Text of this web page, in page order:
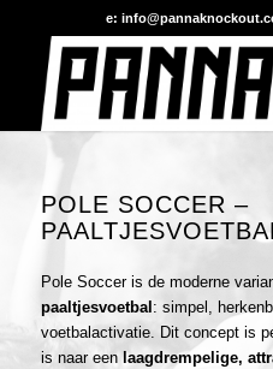
e:
POLE SOCCER –
Pole Soccer is de moderne
paaltjesvoetbal : simpel,
voetbalactivatie. Dit concept is
is naar een laagdrempelige,